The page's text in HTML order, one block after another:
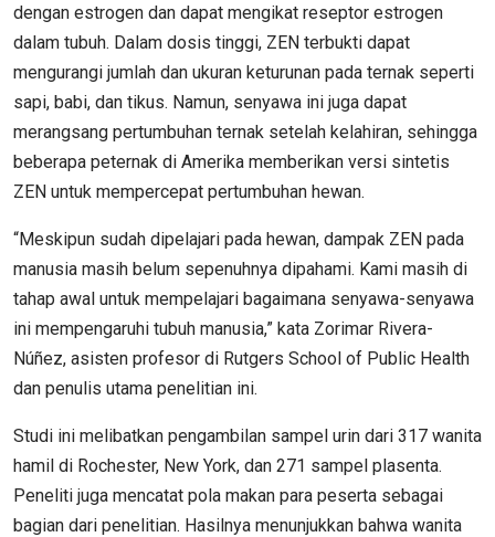
dengan estrogen dan dapat mengikat reseptor estrogen
dalam tubuh. Dalam dosis tinggi, ZEN terbukti dapat
mengurangi jumlah dan ukuran keturunan pada ternak seperti
sapi, babi, dan tikus. Namun, senyawa ini juga dapat
merangsang pertumbuhan ternak setelah kelahiran, sehingga
beberapa peternak di Amerika memberikan versi sintetis
ZEN untuk mempercepat pertumbuhan hewan.
“Meskipun sudah dipelajari pada hewan, dampak ZEN pada
manusia masih belum sepenuhnya dipahami. Kami masih di
tahap awal untuk mempelajari bagaimana senyawa-senyawa
ini mempengaruhi tubuh manusia,” kata Zorimar Rivera-
Núñez, asisten profesor di Rutgers School of Public Health
dan penulis utama penelitian ini.
Studi ini melibatkan pengambilan sampel urin dari 317 wanita
hamil di Rochester, New York, dan 271 sampel plasenta.
Peneliti juga mencatat pola makan para peserta sebagai
bagian dari penelitian. Hasilnya menunjukkan bahwa wanita